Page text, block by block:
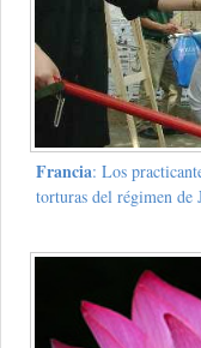
Francia: Los
torturas del régimen de